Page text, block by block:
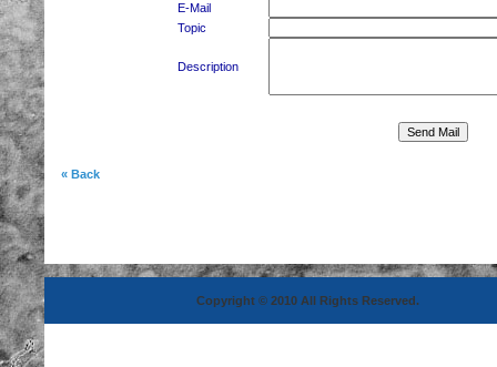
E-Mail
Topic
Description
« Back
Copyright © 2010 All Rights Reserved.